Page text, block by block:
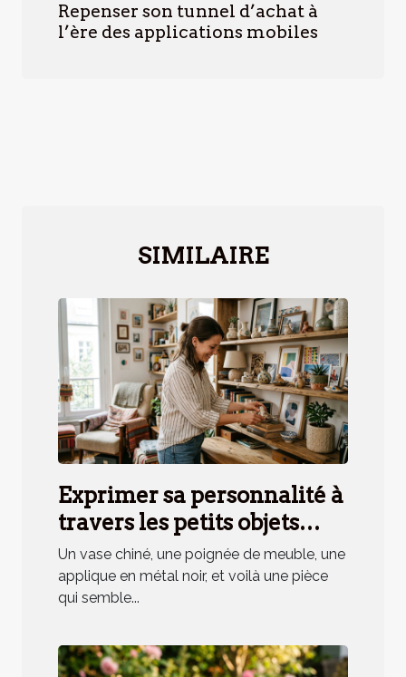
Repenser son tunnel d’achat à
l’ère des applications mobiles
SIMILAIRE
Exprimer sa personnalité à
travers les petits objets
déco, mythe ou réalité ?
Un vase chiné, une poignée de meuble, une
applique en métal noir, et voilà une pièce
qui semble...